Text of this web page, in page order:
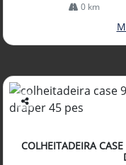
0 km
Co
arti
lhe
COLHEITADEIRA